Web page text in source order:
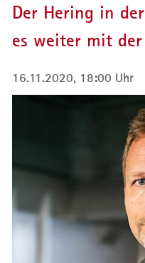
Der Hering in
es weiter mit der
16.11.2020, 18:00 Uhr